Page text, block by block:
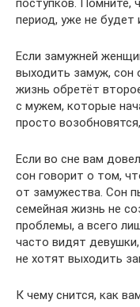
поступков. Помните,
период, уже не
Если замужней
выходить замуж, сон
жизнь обретёт
с мужем, которые
просто
Если во сне вам
сон говорит о том,
от замужества. Сон
семейная жизнь не
проблемы, а всего
часто видят
не хотят выходить
К чему снится, как